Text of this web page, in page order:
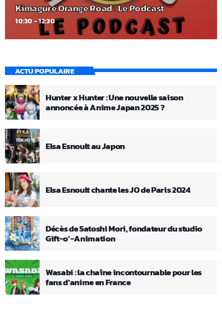
Kimagure Orange Road : Le Podcast
10:30 - 12:30
ACTU POPULAIRE
Hunter x Hunter : Une nouvelle saison
annoncée à Anime Japan 2025 ?
Elsa Esnoult au Japon
Elsa Esnoult chante les JO de Paris 2024
Décès de Satoshi Mori, fondateur du studio
Gift-o’-Animation
Wasabi : la chaîne incontournable pour les
fans d’anime en France